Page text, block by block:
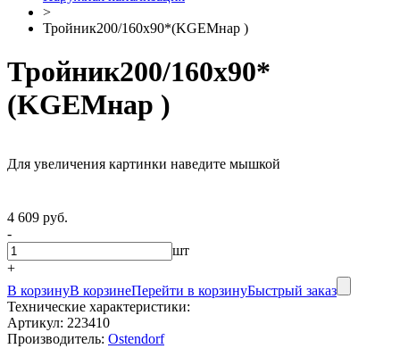
>
Тройник200/160х90*(KGEMнар )
Тройник200/160х90*
(KGEMнар )
Для увеличения картинки наведите мышкой
4 609 руб.
-
шт
+
В корзинуВ корзинеПерейти в корзинуБыстрый заказ
Технические характеристики:
Артикул: 223410
Производитель: Ostendorf